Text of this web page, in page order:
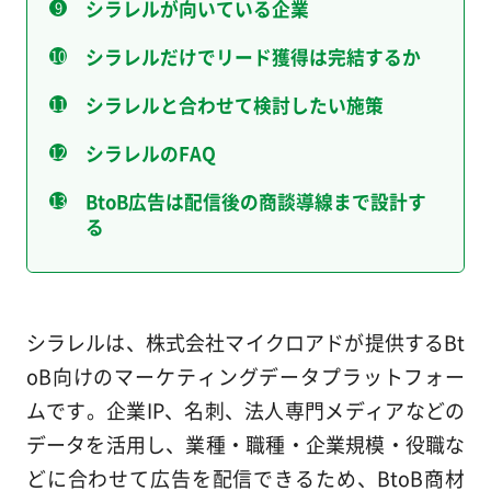
シラレルが向いている企業
シラレルだけでリード獲得は完結するか
シラレルと合わせて検討したい施策
シラレルのFAQ
BtoB広告は配信後の商談導線まで設計す
る
シラレルは、株式会社マイクロアドが提供するBt
oB向けのマーケティングデータプラットフォー
ムです。企業IP、名刺、法人専門メディアなどの
データを活用し、業種・職種・企業規模・役職な
どに合わせて広告を配信できるため、BtoB商材